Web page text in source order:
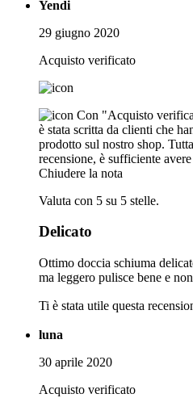
Yendi
29 giugno 2020
Acquisto verificato
Con "Acquisto
è stata scritta da clienti che
prodotto sul nostro shop.
recensione, è sufficiente
Chiudere la nota
Valuta con 5 su 5 stelle.
Delicato
Ottimo doccia schiuma
ma leggero pulisce bene e
Ti è stata utile questa
luna
30 aprile 2020
Acquisto verificato